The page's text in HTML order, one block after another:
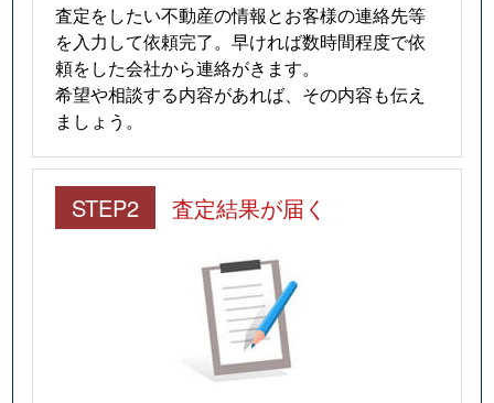
査定をしたい不動産の情報とお客様の連絡先等
を入力して依頼完了。早ければ数時間程度で依
頼をした会社から連絡がきます。
希望や相談する内容があれば、その内容も伝え
ましょう。
STEP2 査定結果が届く